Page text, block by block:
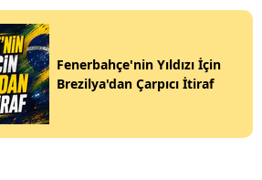
Fenerbahçe'nin Yıldızı İçin
Brezilya'dan Çarpıcı İtiraf